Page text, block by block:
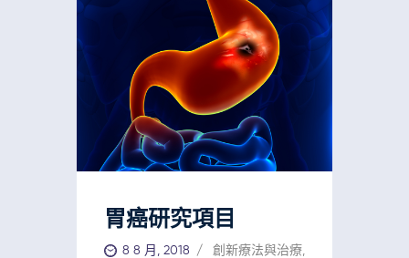
胃癌研究項目
8 8 月, 2018 創新療法與治療,